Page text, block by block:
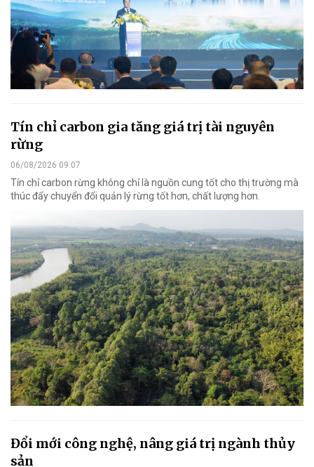
Tín chỉ carbon gia tăng giá trị tài nguyên
rừng
06/08/2026 09:07
Tín chỉ carbon rừng không chỉ là nguồn cung tốt cho thị trường mà
thúc đẩy chuyển đổi quản lý rừng tốt hơn, chất lượng hơn.
Đổi mới công nghệ, nâng giá trị ngành thủy
sản